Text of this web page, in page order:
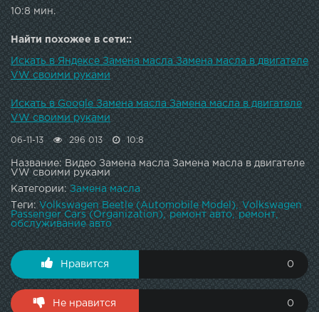
10:8 мин.
Найти похожее в сети::
Искать в Яндексе Замена масла Замена масла в двигателе
VW своими руками
Искать в Google Замена масла Замена масла в двигателе
VW своими руками
06-11-13 296 013 10:8
Название: Видео Замена масла Замена масла в двигателе
VW своими руками
Категории:Замена масла
Теги:Volkswagen Beetle (Automobile Model)
Volkswagen
Passenger Cars (Organization)
ремонт авто
ремонт
обслуживание авто
Нравится 0
Не нравится 0